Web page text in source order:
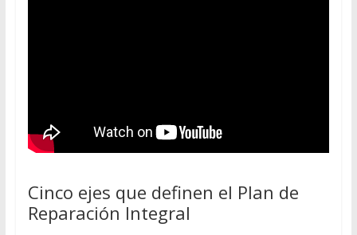
Cinco ejes que definen el Plan de
Reparación Integral